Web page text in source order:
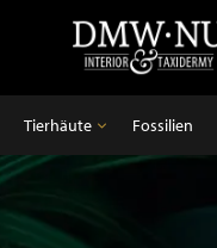
Tierhäute
Federn
Fossilien